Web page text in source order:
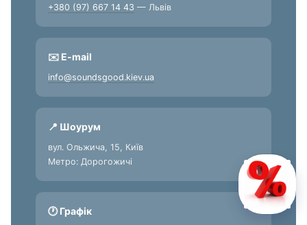
+380 (97) 667 14 43 — Львів
✉️ E-mail
info@soundsgood.kiev.ua
📍 Шоурум
вул. Ольжича, 15, Київ
Метро: Дорогожичі
🕐 Графік